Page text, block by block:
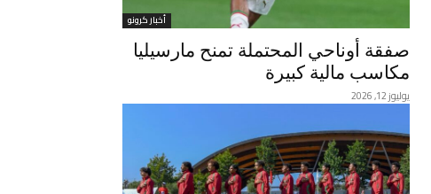
أخبار كرونو
صفقة أوناحي المحتملة تمنح مارسيليا
مكاسب مالية كبيرة
يوليوز 12, 2026